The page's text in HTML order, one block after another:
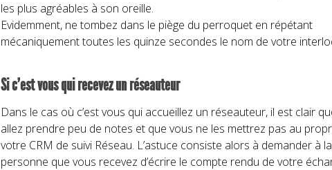
les plus agréables à son oreille.
Evidemment, ne tombez dans le piège du perroquet en répétant
mécaniquement toutes les quinze secondes le nom de votre
Si c’est vous qui recevez un réseauteur
Dans le cas où c’est vous qui accueillez un réseauteur, il est clair
allez prendre peu de notes et que vous ne les mettrez pas au
votre CRM de suivi Réseau. L’astuce consiste alors à demander à la
personne que vous recevez d’écrire le compte rendu de votre